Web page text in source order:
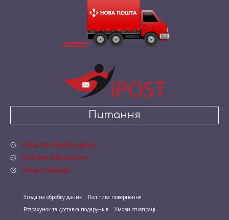
Питання
Згода на обробку даних
Політика повернення
Умови співпраці
Згода на обробку даних
Політика повернення
Розрахунок та доставка подарунків
Умови співпраці